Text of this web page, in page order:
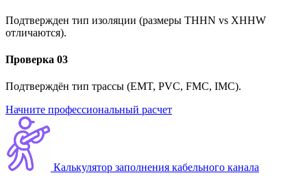
Подтвержден тип изоляции (размеры THHN vs XHHW
отличаются).
Проверка 03
Подтверждён тип трассы (EMT, PVC, FMC, IMC).
Начните профессиональный расчет
Калькулятор заполнения кабельного канала